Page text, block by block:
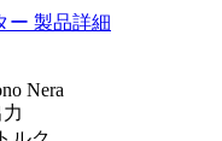
ー 製品詳細
Nera